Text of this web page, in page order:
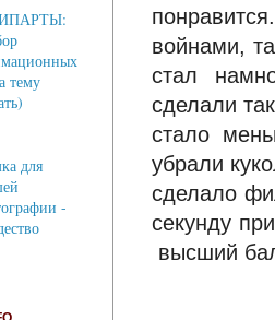
войнами,
стал
сделали
стало
убрали
сделало
секунду
высший
тему
для
-